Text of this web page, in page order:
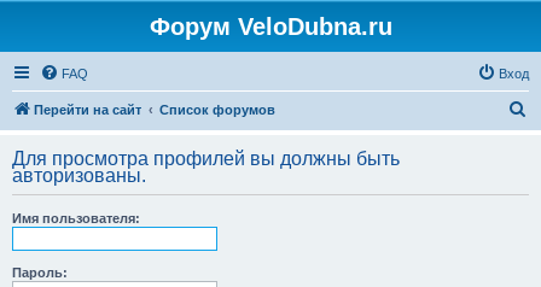
Форум VeloDubna.ru
FAQ Вход
Перейти на сайт Список форумов
с
Для просмотра профилей вы должны быть
авторизованы.
Имя пользователя:
Пароль: